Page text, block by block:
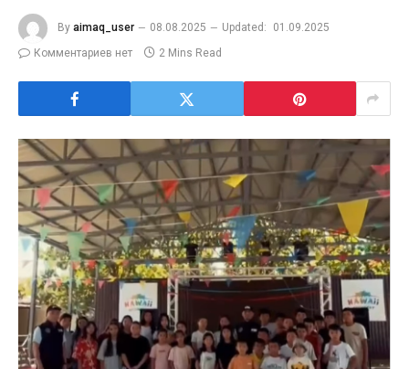
By aimaq_user 08.08.2025 Updated:
01.09.2025
Комментариев нет
2 Mins Read